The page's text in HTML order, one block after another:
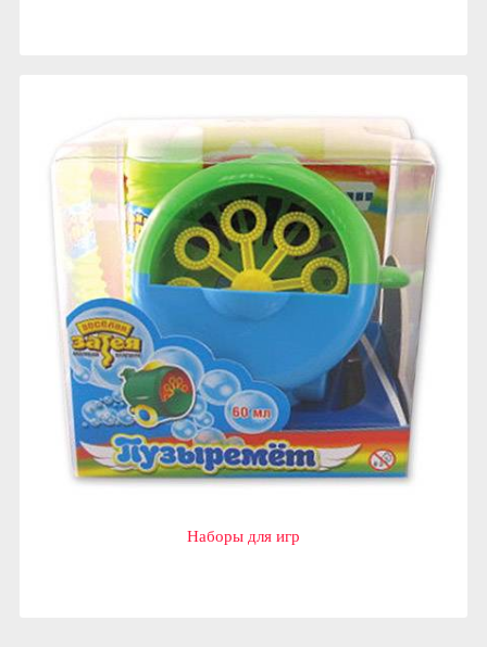
Наборы для игр